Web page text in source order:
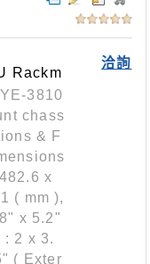
洽詢
Rackm
3810
chass
& F
x
( mm ),
x 5.2"
: 2 x 3.
( Exter